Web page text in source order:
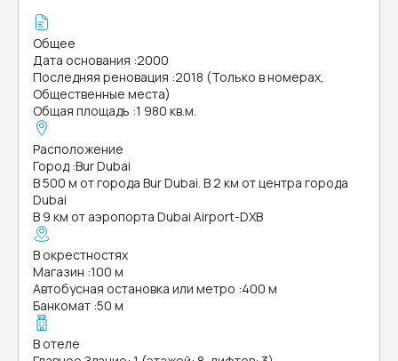
Общее
Дата основания :2000
Последняя реновация :2018 (Только в номерах,
Общественные места)
Общая площадь :1 980 кв.м.
Расположение
Город :Bur Dubai
В 500 м от города Bur Dubai. В 2 км от центра города
Dubai
В 9 км от аэропорта Dubai Airport-DXB
В окрестностях
Магазин :100 м
Автобусная остановка или метро :400 м
Банкомат :50 м
В отеле